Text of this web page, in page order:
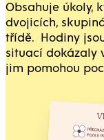
Obsahuje úkoly,
dvojicích,
třídě. ‍ Hodiny
situací dokázaly
jim pomohou